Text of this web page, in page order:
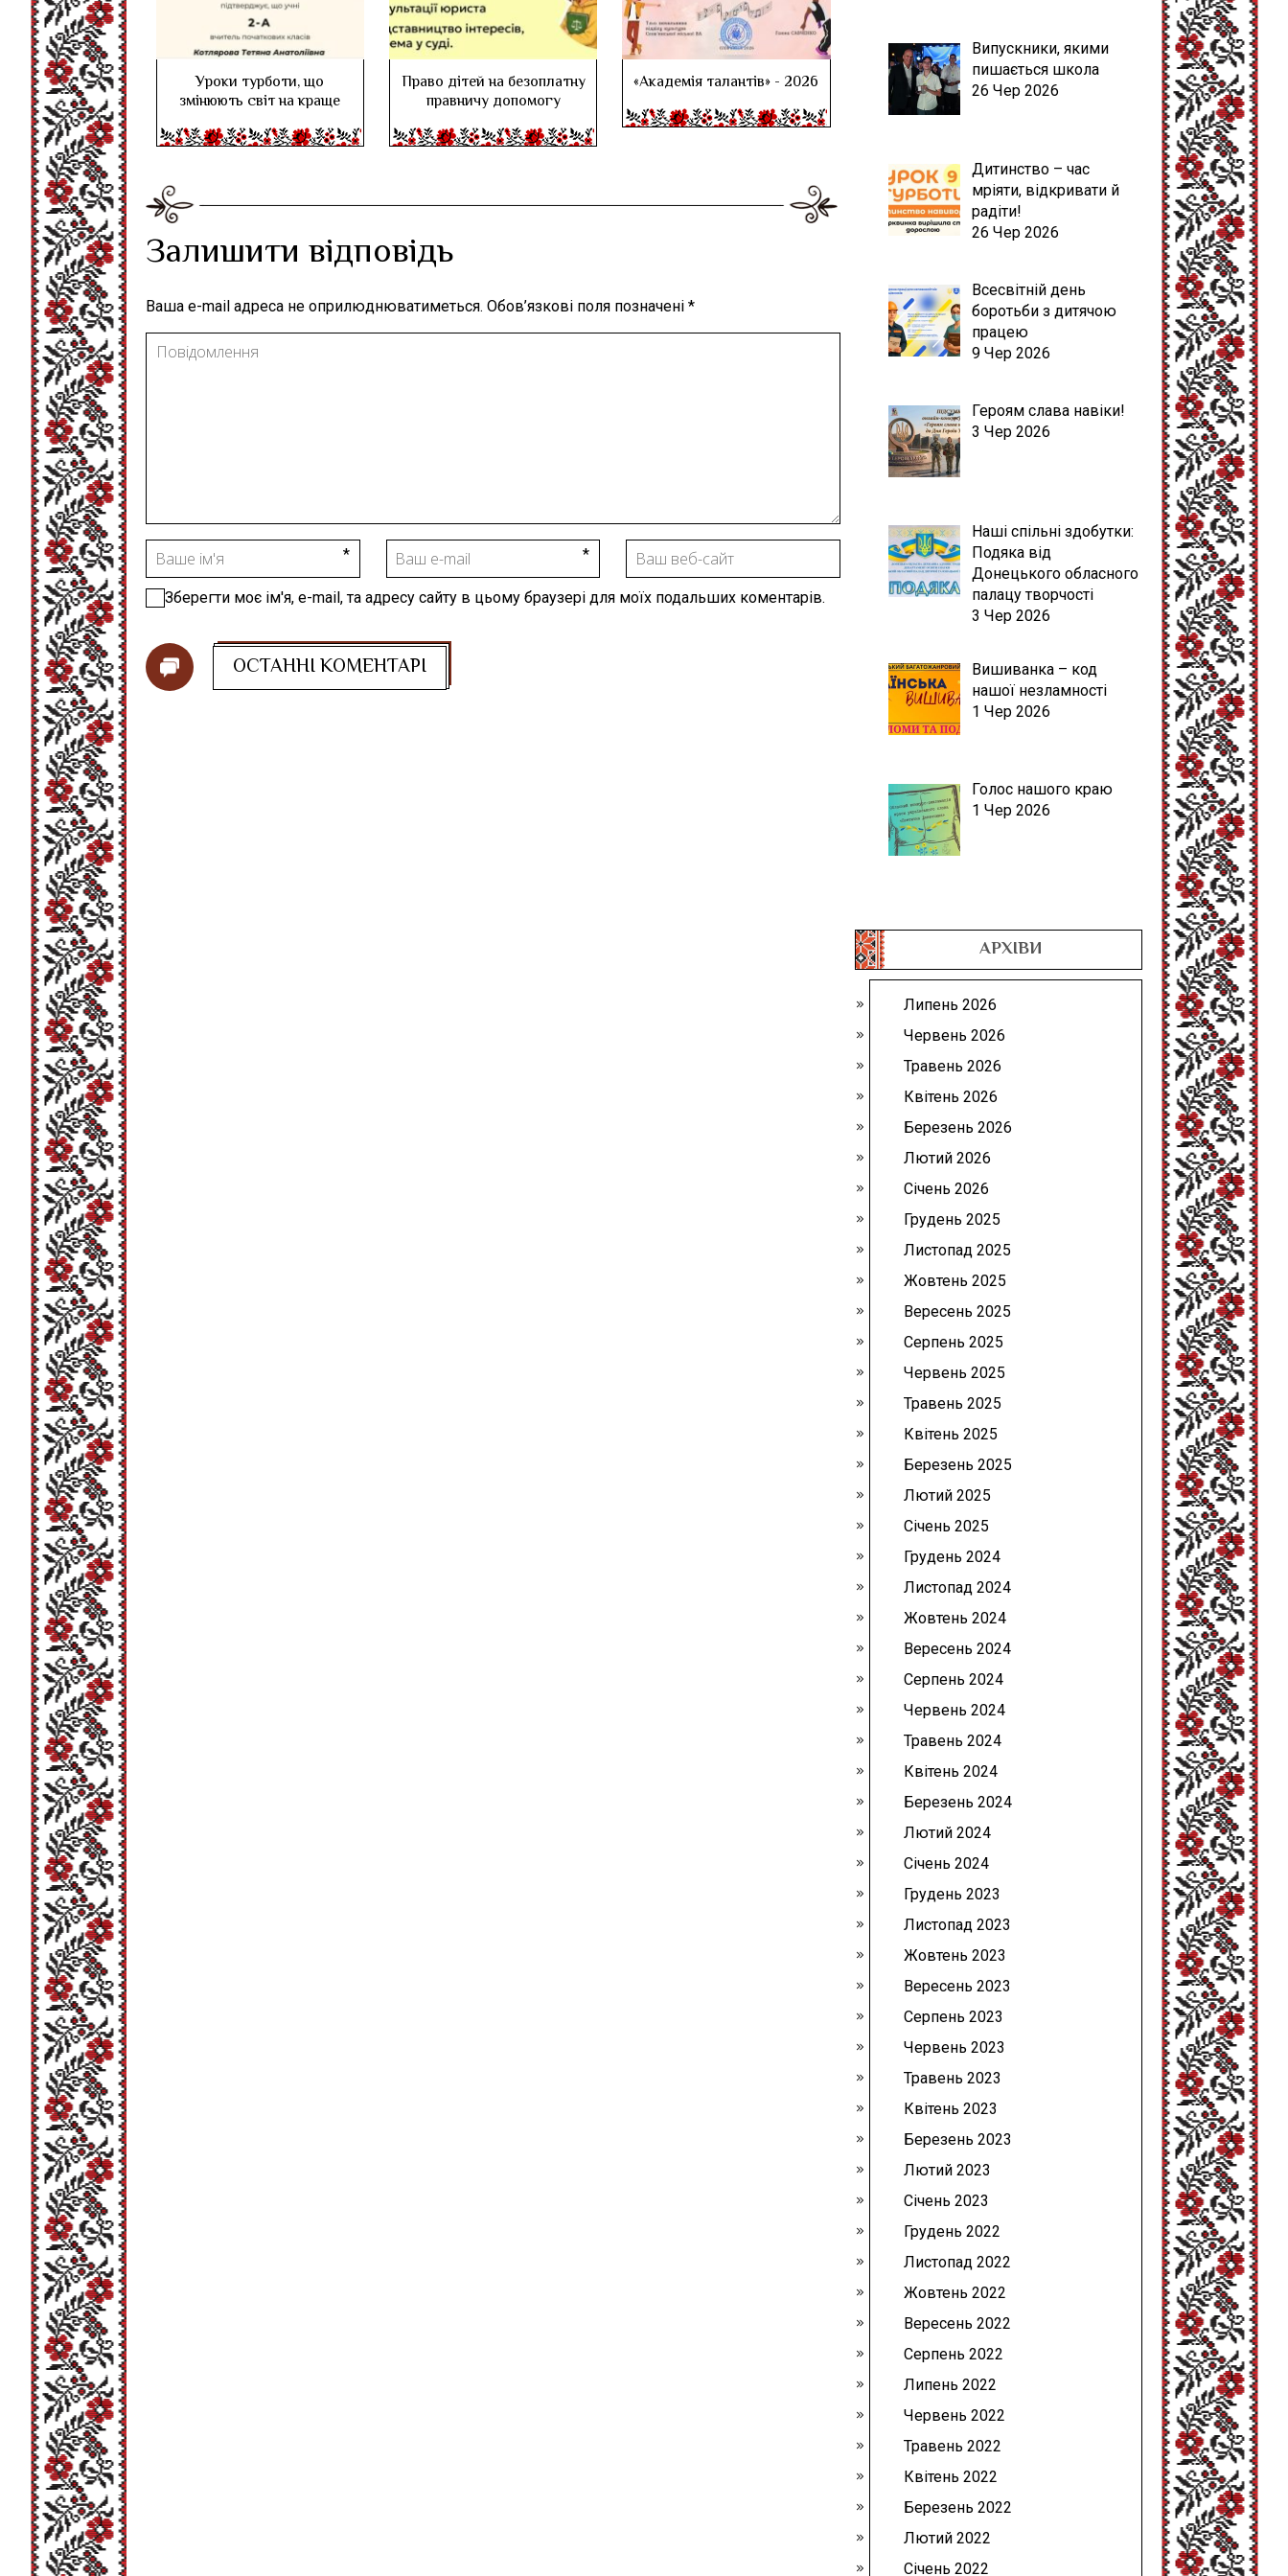
Уроки турботи, що
змінюють світ на краще
Право дітей на безоплатну
правничу допомогу
«Академія талантів» - 2026
Залишити відповідь
Ваша e-mail адреса не оприлюднюватиметься. Обов’язкові поля позначені *
Зберегти моє ім'я, e-mail, та адресу сайту в цьому браузері для моїх подальших коментарів.
Випускники, якими
пишається школа
26 Чер 2026
Дитинство – час
мріяти, відкривати й
радіти!
26 Чер 2026
Всесвітній день
боротьби з дитячою
працею
9 Чер 2026
Героям слава навіки!
3 Чер 2026
Наші спільні здобутки:
Подяка від
Донецького обласного
палацу творчості
3 Чер 2026
Вишиванка – код
нашої незламності
1 Чер 2026
Голос нашого краю
1 Чер 2026
АРХІВИ
Липень 2026
Червень 2026
Травень 2026
Квітень 2026
Березень 2026
Лютий 2026
Січень 2026
Грудень 2025
Листопад 2025
Жовтень 2025
Вересень 2025
Серпень 2025
Червень 2025
Травень 2025
Квітень 2025
Березень 2025
Лютий 2025
Січень 2025
Грудень 2024
Листопад 2024
Жовтень 2024
Вересень 2024
Серпень 2024
Червень 2024
Травень 2024
Квітень 2024
Березень 2024
Лютий 2024
Січень 2024
Грудень 2023
Листопад 2023
Жовтень 2023
Вересень 2023
Серпень 2023
Червень 2023
Травень 2023
Квітень 2023
Березень 2023
Лютий 2023
Січень 2023
Грудень 2022
Листопад 2022
Жовтень 2022
Вересень 2022
Серпень 2022
Липень 2022
Червень 2022
Травень 2022
Квітень 2022
Березень 2022
Лютий 2022
Січень 2022